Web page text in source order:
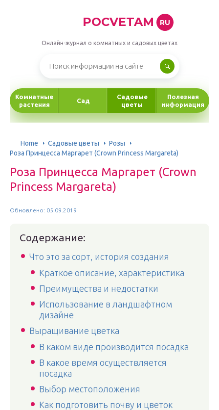
POCVETAM RU
Онлайн-журнал о комнатных и садовых цветах
Комнатные
растения
Сад
Садовые
цветы
Полезная
информация
Home Садовые цветы
Розы
Роза Принцесса Маргарет (Crown Princess Margareta)
Роза Принцесса Маргарет (Crown
Princess Margareta)
Обновлено: 05.09.2019
Содержание:
Что это за сорт, история создания
Краткое описание, характеристика
Преимущества и недостатки
Использование в ландшафтном
дизайне
Выращивание цветка
В каком виде производится посадка
В какое время осуществляется
посадка
Выбор местоположения
Как подготовить почву и цветок